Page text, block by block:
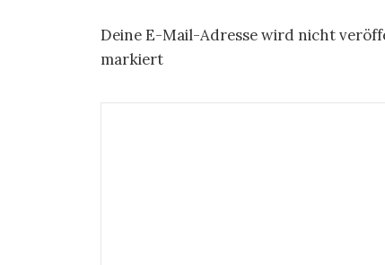
Deine E-Mail-Adresse wird nicht
markiert